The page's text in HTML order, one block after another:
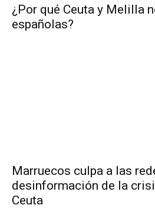
¿Por qué Ceuta y Melilla
españolas?
Marruecos culpa a las
desinformación de la
Ceuta